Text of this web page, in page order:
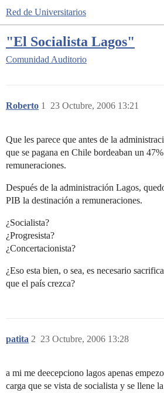
Red de Universitarios
"El Socialista Lagos"
Comunidad Auditorio
Roberto 23 Octubre, 2006 13:21
1
Que les parece que antes de la
que se pagana en Chile bordeaban un
remuneraciones.
Después de la administración Lagos,
PIB la destinación a remuneraciones.
¿Socialista?
¿Progresista?
¿Concertacionista?
¿Eso esta bien, o sea, es necesario
que el país crezca?
patita 23 Octubre, 2006 13:28
2
a mi me deecepciono lagos apenas
carga que se vista de socialista y se llene